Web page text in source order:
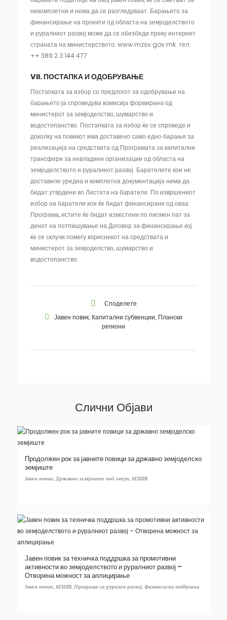
некомплетни и нема да се разгледуваат. Барањето за
финансирање на проекти од областа на земјоделството
и руралниот развој може да се обезбеди преку интернет
страната на министерството: www.mzsv.gov.mk. тел:
++ 389 2 З 144 477
VII. ПОСТАПКА И ОДОБРУВАЊЕ
Постапката за избор со предлогот за одобрување на
барањето ја спроведува комисија формирана од
министерот за земјоделство, шумарство и
водостопанство. Постапката за избор ќе се спроведе и
доколку на повикот има доставено само едно барање за
реализација на средствата од Програмата за капитални
трансфери за невладини организации од областа на
земјоделството и руралниот развој. Барателите кои не
доставиле уредна и комплетна документација нема да
бидат утврдени во Листата на баратели. По извршениот
избор на баратели кои ќе бидат финансирани од оваа
Програма, истите ќе бидат известени по писмен пат за
денот на потпишување на Договор за финансирање кој
ќе се склучи помеѓу корисникот на средствата и
министерот за земјоделство, шумарство и
водостопанство.
Споделете
Јавен повик, Капитални субвенции, Плански
региони
Слични Објави
Продолжен рок за јавните повици за државно земјоделско
земјиште
Јавен повик, Државно земјиште под закуп, МЗШВ
Јавен повик за техничка поддршка за промотивни
активности во земјоделството и руралниот развој –
Отворена можност за аплицирање
Јавен повик, МЗШВ, Програма за рурален развој, Финансиска поддршка